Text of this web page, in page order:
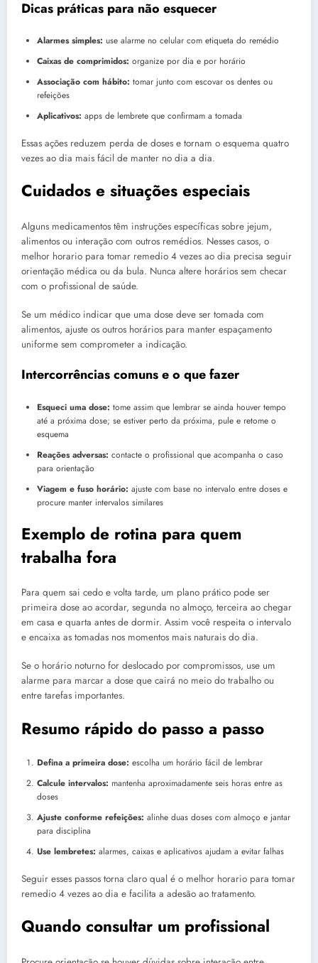
Dicas práticas para não esquecer
Alarmes simples: use alarme no celular com etiqueta do remédio
Caixas de comprimidos: organize por dia e por horário
Associação com hábito: tomar junto com escovar os dentes ou
refeições
Aplicativos: apps de lembrete que confirmam a tomada
Essas ações reduzem perda de doses e tornam o esquema quatro
vezes ao dia mais fácil de manter no dia a dia.
Cuidados e situações especiais
Alguns medicamentos têm instruções específicas sobre jejum,
alimentos ou interação com outros remédios. Nesses casos, o
melhor horario para tomar remedio 4 vezes ao dia precisa seguir
orientação médica ou da bula. Nunca altere horários sem checar
com o profissional de saúde.
Se um médico indicar que uma dose deve ser tomada com
alimentos, ajuste os outros horários para manter espaçamento
uniforme sem comprometer a indicação.
Intercorrências comuns e o que fazer
Esqueci uma dose: tome assim que lembrar se ainda houver tempo
até a próxima dose; se estiver perto da próxima, pule e retome o
esquema
Reações adversas: contacte o profissional que acompanha o caso
para orientação
Viagem e fuso horário: ajuste com base no intervalo entre doses e
procure manter intervalos similares
Exemplo de rotina para quem
trabalha fora
Para quem sai cedo e volta tarde, um plano prático pode ser
primeira dose ao acordar, segunda no almoço, terceira ao chegar
em casa e quarta antes de dormir. Assim você respeita o intervalo
e encaixa as tomadas nos momentos mais naturais do dia.
Se o horário noturno for deslocado por compromissos, use um
alarme para marcar a dose que cairá no meio do trabalho ou
entre tarefas importantes.
Resumo rápido do passo a passo
Defina a primeira dose: escolha um horário fácil de lembrar
Calcule intervalos: mantenha aproximadamente seis horas entre as
doses
Ajuste conforme refeições: alinhe duas doses com almoço e jantar
para disciplina
Use lembretes: alarmes, caixas e aplicativos ajudam a evitar falhas
Seguir esses passos torna claro qual é o melhor horario para tomar
remedio 4 vezes ao dia e facilita a adesão ao tratamento.
Quando consultar um profissional